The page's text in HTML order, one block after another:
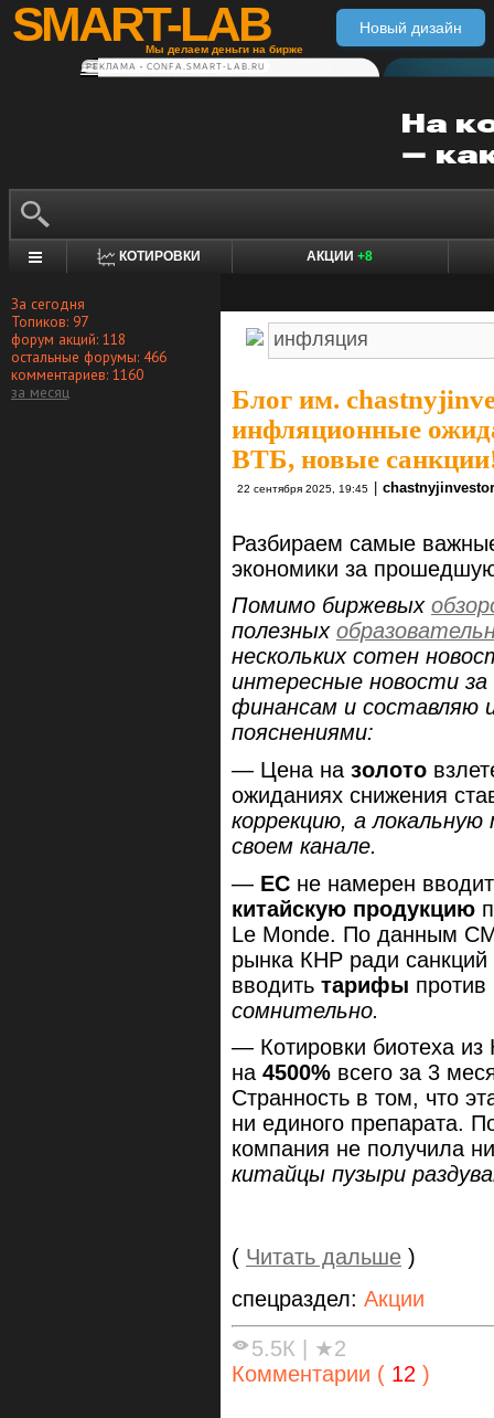
SMART-LAB
Мы делаем деньги на бирже
Новый дизайн
РЕКЛАМА • CONFA.SMART-LAB.RU
КОТИРОВКИ АКЦИИ +8
За сегодня
Топиков: 97
форум акций: 118
остальные форумы: 466
комментариев: 1160
за месяц
Блог им.
инфляционные
ВТБ, новые
22 сентября 2025, 19:45 chastnyjinvestor
Разбираем самые
экономики за
Помимо биржевых
полезных
нескольких сотен
интересные новости
финансам и составляю
пояснениями:
— Цена на золото
ожиданиях снижения
коррекцию, а
своем канале.
— ЕС не намерен
китайскую продукцию
Le Monde. По данным
рынка КНР ради
вводить тарифы против
сомнительно.
— Котировки биотеха из
на 4500% всего за 3
Странность в том, что
ни единого препарата.
компания не получила
китайцы пузыри
( Читать дальше )
спецраздел: Акции
5.5К
★2
Комментарии ( 12 )